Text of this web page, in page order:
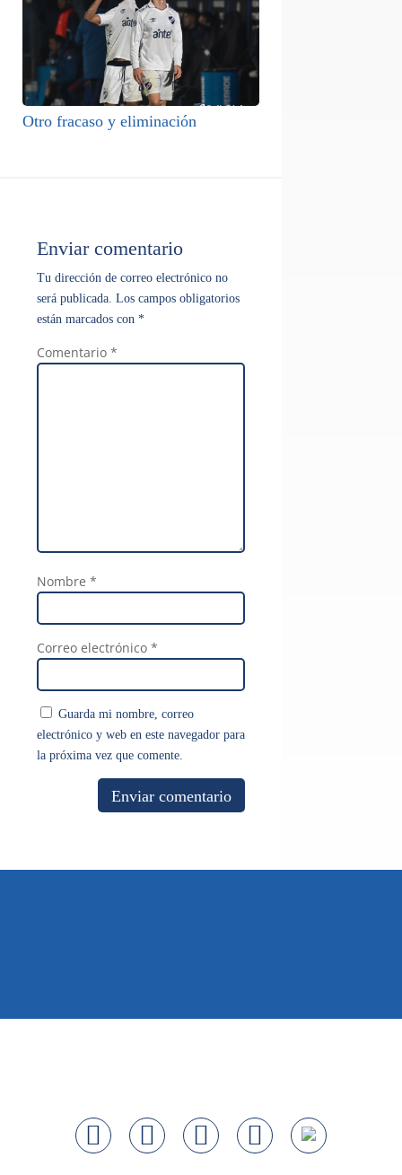
Otro fracaso y eliminación
Enviar comentario
Tu dirección de correo electrónico no
será publicada. Los campos obligatorios
están marcados con *
Comentario *
Nombre *
Correo electrónico *
Guarda mi nombre, correo
electrónico y web en este navegador para
la próxima vez que comente.